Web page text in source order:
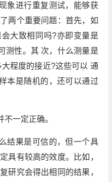
象进行重复测试，能够获
两个重要问题：首先，如
大致相同吗?亦即变量是
测性。其 次，什么测量是
程度的接近?这些可以 通
本是随机的，还可以通过
一定正确。
结果是可信的，但一个具
具有较高的效度。比如，
研究会得出相同的结果，